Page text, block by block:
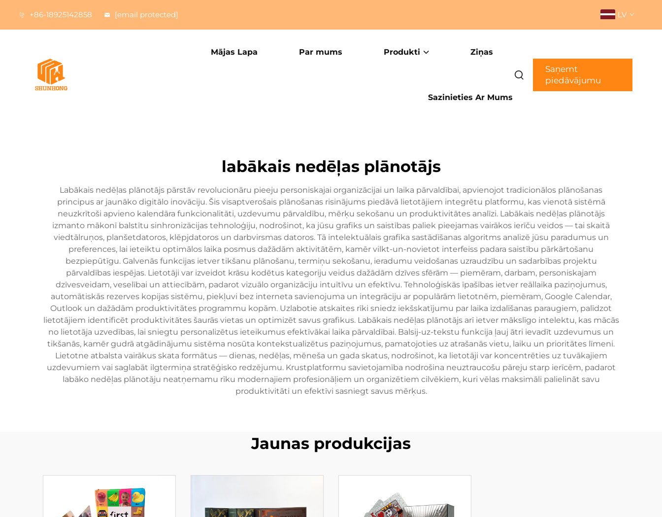
+86-18925142858 [email protected] LV
Mājas Lapa Par mums Produkti Ziņas
Sazinieties Ar Mums
Saņemt
piedāvājumu
labākais nedēļas plānotājs
Labākais nedēļas plānotājs pārstāv revolucionāru pieeju personiskajai organizācijai un laika pārvaldībai, apvienojot tradicionālos plānošanas
principus ar jaunāko digitālo inovāciju. Šis visaptverošais plānošanas risinājums piedāvā lietotājiem integrētu platformu, kas vienotā sistēmā
neuzkrītoši apvieno kalendāra funkcionalitāti, uzdevumu pārvaldību, mērķu sekošanu un produktivitātes analīzi. Labākais nedēļas plānotājs
izmanto mākonī balstītu sinhronizācijas tehnoloģiju, nodrošinot, ka jūsu grafiks un saistības paliek pieejamas vairākos ierīču veidos — tai skaitā
viedtālruņos, planšetdatoros, klēpjdatoros un darbvirsmas datoros. Tā intelektuālais grafika sastādīšanas algoritms analizē jūsu paradumus un
preferences, lai ieteiktu optimālos laika posmus dažādām aktivitātēm, kamēr vilkt-un-novietot interfeiss padara saistību pārkārtošanu
bezpiepūtīgu. Galvenās funkcijas ietver tikšanu plānošanu, termiņu sekošanu, ieradumu veidošanas uzraudzību un sadarbības projektu
pārvaldības iespējas. Lietotāji var izveidot krāsu kodētus kategoriju veidus dažādām dzīves sfērām — piemēram, darbam, personiskajam
dzīvesveidam, veselībai un attiecībām, padarot vizuālo organizāciju intuītīvu un efektīvu. Tehnoloģiskās īpašības ietver reāllaika paziņojumus,
automātiskās rezerves kopijas sistēmu, piekļuvi bez interneta savienojuma un integrāciju ar populārām lietotnēm, piemēram, Google Calendar,
Outlook un dažādām produktivitātes programmu kopām. Uzlabotie atskaites rīki sniedz iekšskatījumu par laika izdalīšanas paraugiem, palīdzot
lietotājiem identificēt produktivitātes šaurās vietas un optimizēt savus grafikus. Labākais nedēļas plānotājs arī ietver mākslīgo intelektu, kas mācās
no lietotāja uzvedības, lai sniegtu personalizētus ieteikumus efektīvākai laika pārvaldībai. Balsij-uz-tekstu funkcija ļauj ātri ievadīt uzdevumus un
tikšanās, kamēr gudrā atgādinājumu sistēma nosūta kontekstualizētus paziņojumus, pamatojoties uz atrašanās vietu, laiku un prioritātes līmeni.
Lietotne atbalsta vairākus skata formātus — dienas, nedēļas, mēneša un gada skatus, nodrošinot, ka lietotāji var koncentrēties uz tuvākajiem
uzdevumiem vai saglabāt ilgtermiņa stratēģisko redzējumu. Krustplatformu savietojamība nodrošina neuztraucošu pāreju starp ierīcēm, padarot
labāko nedēļas plānotāju neatņemamu rīku modernajiem profesionāļiem un organizētiem cilvēkiem, kuri vēlas maksimāli palielināt savu
produktivitāti un efektīvi sasniegt savus mērķus.
Jaunas produkcijas